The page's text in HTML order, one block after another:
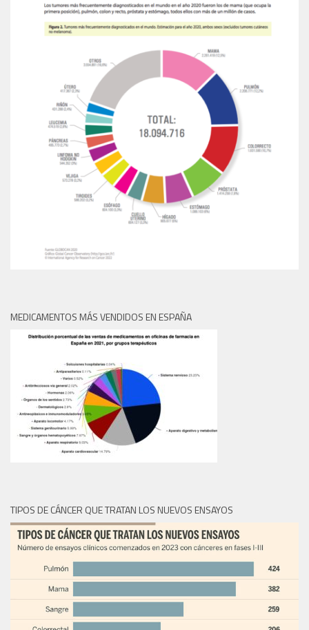
MEDICAMENTOS MÁS VENDIDOS EN ESPAÑA
TIPOS DE CÁNCER QUE TRATAN LOS NUEVOS ENSAYOS